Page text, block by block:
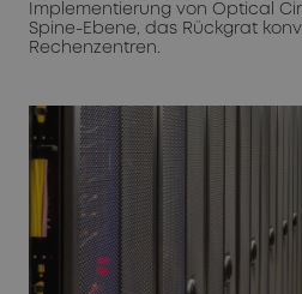
Implementierung von Optical
Spine-Ebene, das Rückgrat
Rechenzentren.